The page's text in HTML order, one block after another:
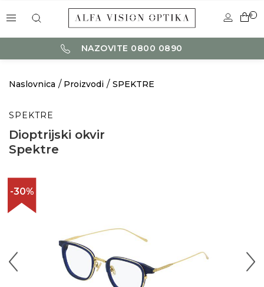
0
NAZOVITE 0800 0890
Naslovnica Proizvodi SPEKTRE
SPEKTRE
Dioptrijski okvir
Spektre
-30%